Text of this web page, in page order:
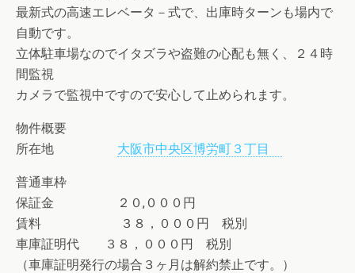
最新式の高速エレベータ－式で、出庫時ターンも場内で
自動です。
立体駐車場なのでイタズラや盗難の心配も無く、２４時
間監視
カメラで監視中ですので安心して止められます。
物件概要
所在地 大阪市中央区博労町３丁目
普通車枠
保証金 ２０,０００円
賃料 ３８，０００円 税別
車庫証明代 ３８，０００円 税別
（車庫証明発行の場合３ヶ月は解約禁止です。）